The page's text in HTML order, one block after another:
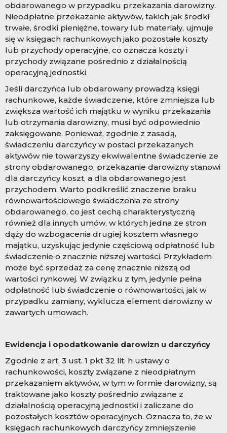
obdarowanego w przypadku przekazania darowizny.
Nieodpłatne przekazanie aktywów, takich jak środki
trwałe, środki pieniężne, towary lub materiały, ujmuje
się w księgach rachunkowych jako pozostałe koszty
lub przychody operacyjne, co oznacza koszty i
przychody związane pośrednio z działalnością
operacyjną jednostki.
Jeśli darczyńca lub obdarowany prowadzą księgi
rachunkowe, każde świadczenie, które zmniejsza lub
zwiększa wartość ich majątku w wyniku przekazania
lub otrzymania darowizny, musi być odpowiednio
zaksięgowane. Ponieważ, zgodnie z zasadą,
świadczeniu darczyńcy w postaci przekazanych
aktywów nie towarzyszy ekwiwalentne świadczenie ze
strony obdarowanego, przekazanie darowizny stanowi
dla darczyńcy koszt, a dla obdarowanego jest
przychodem. Warto podkreślić znaczenie braku
równowartościowego świadczenia ze strony
obdarowanego, co jest cechą charakterystyczną
również dla innych umów, w których jedna ze stron
dąży do wzbogacenia drugiej kosztem własnego
majątku, uzyskując jedynie częściową odpłatność lub
świadczenie o znacznie niższej wartości. Przykładem
może być sprzedaż za cenę znacznie niższą od
wartości rynkowej. W związku z tym, jedynie pełna
odpłatność lub świadczenie o równowartości, jak w
przypadku zamiany, wyklucza element darowizny w
zawartych umowach.
Ewidencja i opodatkowanie darowizn u darczyńcy
Zgodnie z art. 3 ust. 1 pkt 32 lit. h ustawy o
rachunkowości, koszty związane z nieodpłatnym
przekazaniem aktywów, w tym w formie darowizny, są
traktowane jako koszty pośrednio związane z
działalnością operacyjną jednostki i zaliczane do
pozostałych kosztów operacyjnych. Oznacza to, że w
księgach rachunkowych darczyńcy zmniejszenie